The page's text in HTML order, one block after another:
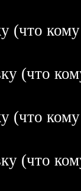
(что
(что
(что
(что